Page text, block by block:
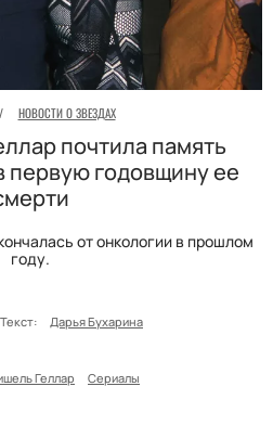
/ НОВОСТИ О ЗВЕЗДАХ
почтила память
годовщину ее
от онкологии в прошлом
году.
Текст:
Дарья Бухарина
Геллар Сериалы